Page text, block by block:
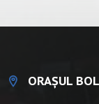
ORAȘUL